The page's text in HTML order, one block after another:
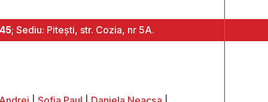
; Sediu: Pitești, str. Cozia, nr 5A.